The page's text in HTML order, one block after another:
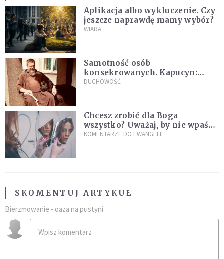
Aplikacja albo wykluczenie. Czy
jeszcze naprawdę mamy wybór?
WIARA
Samotność osób
konsekrowanych. Kapucyn:
Życie w pojedynkę rzadko jest
DUCHOWOŚĆ
Chcesz zrobić dla Boga
wszystko? Uważaj, by nie wpaść
w groźną pułapkę
KOMENTARZE DO EWANGELII
SKOMENTUJ ARTYKUŁ
Bierzmowanie - oaza na pustyni